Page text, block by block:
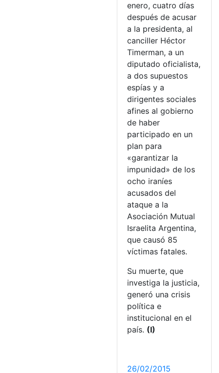
enero, cuatro días
después de acusar
a la presidenta, al
canciller Héctor
Timerman, a un
diputado oficialista,
a dos supuestos
espías y a
dirigentes sociales
afines al gobierno
de haber
participado en un
plan para
«garantizar la
impunidad» de los
ocho iraníes
acusados del
ataque a la
Asociación Mutual
Israelita Argentina,
que causó 85
víctimas fatales.
Su muerte, que
investiga la justicia,
generó una crisis
política e
institucional en el
país. (I)
26/02/2015